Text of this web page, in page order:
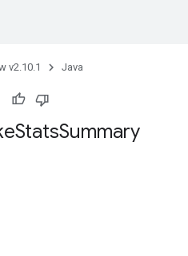
v2.10.1 Java
StatsSummary